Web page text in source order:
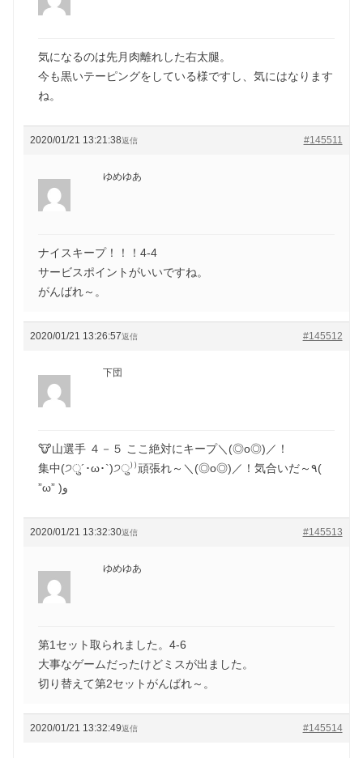
気になるのは先月肉離れした右太腿。
今も黒いテーピングをしている様ですし、気にはなります
ね。
2020/01/21 13:21:38 #145511
返信
ゆめゆあ
ナイスキープ！！！4-4
サービスポイントがいいですね。
がんばれ～。
2020/01/21 13:26:57 #145512
返信
下団
🐮山選手 ４－５ ここ絶対にキープ＼(◎o◎)／！
集中(੭ु´･ω･`)੭ु⁾⁾頑張れ～＼(◎o◎)／！気合いだ～٩(
”ω” )و
2020/01/21 13:32:30 #145513
返信
ゆめゆあ
第1セット取られました。4-6
大事なゲームだったけどミスが出ました。
切り替えて第2セットがんばれ～。
2020/01/21 13:32:49 #145514
返信